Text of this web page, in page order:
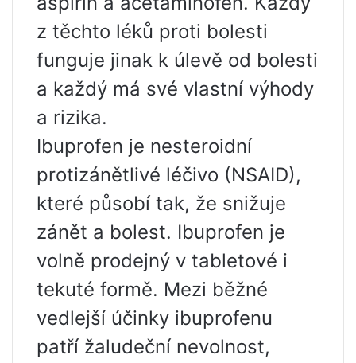
z těchto léků proti bolesti
funguje jinak k úlevě od bolesti
a každý má své vlastní výhody
a rizika.
Ibuprofen je nesteroidní
protizánětlivé léčivo (NSAID),
které působí tak, že snižuje
zánět a bolest. Ibuprofen je
volně prodejný v tabletové i
tekuté formě. Mezi běžné
vedlejší účinky ibuprofenu
patří žaludeční nevolnost,